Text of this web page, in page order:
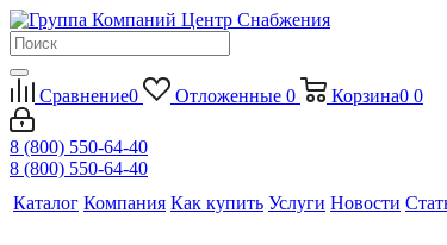
Сравнение0 Отложенные 0 Корзина0 0
8 (800) 550-64-40
8 (800) 550-64-40
Каталог Компания Как купить Услуги Новости